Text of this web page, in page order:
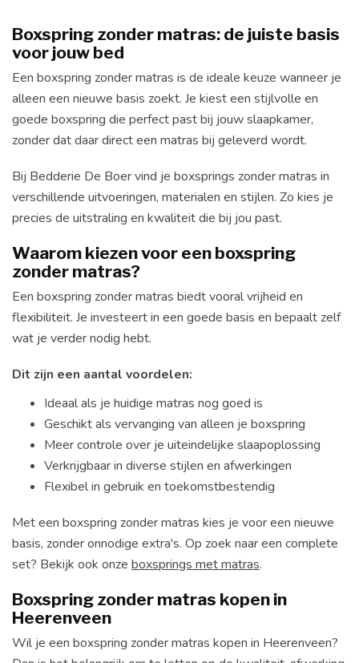
Boxspring zonder matras: de juiste basis
voor jouw bed
Een boxspring zonder matras is de ideale keuze wanneer je
alleen een nieuwe basis zoekt. Je kiest een stijlvolle en
goede boxspring die perfect past bij jouw slaapkamer,
zonder dat daar direct een matras bij geleverd wordt.
Bij Bedderie De Boer vind je boxsprings zonder matras in
verschillende uitvoeringen, materialen en stijlen. Zo kies je
precies de uitstraling en kwaliteit die bij jou past.
Waarom kiezen voor een boxspring
zonder matras?
Een boxspring zonder matras biedt vooral vrijheid en
flexibiliteit. Je investeert in een goede basis en bepaalt zelf
wat je verder nodig hebt.
Dit zijn een aantal voordelen:
Ideaal als je huidige matras nog goed is
Geschikt als vervanging van alleen je boxspring
Meer controle over je uiteindelijke slaapoplossing
Verkrijgbaar in diverse stijlen en afwerkingen
Flexibel in gebruik en toekomstbestendig
Met een boxspring zonder matras kies je voor een nieuwe
basis, zonder onnodige extra's. Op zoek naar een complete
set? Bekijk ook onze boxsprings met matras.
Boxspring zonder matras kopen in
Heerenveen
Wil je een boxspring zonder matras kopen in Heerenveen?